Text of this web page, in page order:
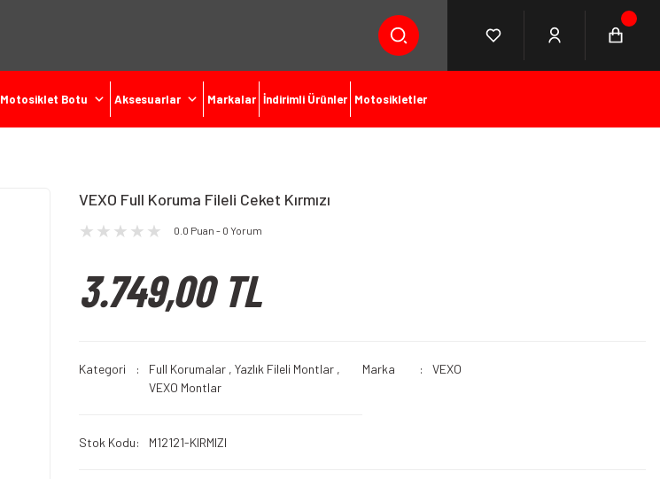
Motosiklet Botu Aksesuarlar Markalar İndirimli Ürünler Motosikletler
VEXO Full Koruma Fileli Ceket Kırmızı
0.0 Puan - 0 Yorum
3.749,00 TL
Kategori Full Korumalar , Yazlık Fileli Montlar ,
VEXO Montlar
Marka VEXO
Stok Kodu M12121-KIRMIZI